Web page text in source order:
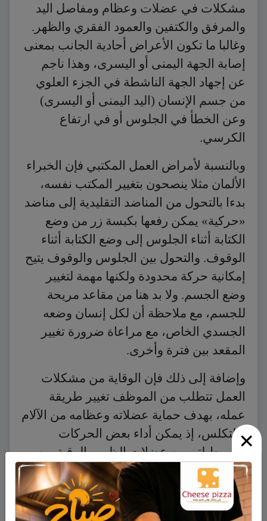
×
مشكلات في عضلات وعظام ومفاصل اليد
والمرفق والكتفين والعمود الفقري والظهر.
وغالبا ما تكون الأعراض أحادية الجانب بمعنى
إصابة الجهة اليمنى أو اليسرى، وهذا ناجم
عن إجهاد الجهة الناشطة في الجزء العلوي
من جسم الإنسان (اليد اليمنى أو اليسرى)
وعن الخطأ في الجلوس أو في ارتفاع
الكرسي.
وبالنسبة لأمراض العمل المكتبي فإن الخبراء
الألمان مثلا ينصحون بتغيير المكتب نفسه،
بدءا بالتحول من المناضد التقليدية إلى مناضد
«حركية» يمكن رفعها بكبسة زر من وضع
الكتابة أثناء الجلوس إلى وضع الكتابة أثناء
الوقوف. والتحول بين الجلوس والوقوف يتيح
إمكانية حركة محدودة ولكنها مهمة لتغيير
وضع الجسم. ولا بد هنا من مقاعد مريحة
للجسم، مع ملاحظة أن لكل إنسان وضعه
الجسدي الخاص، مع مراعاة ضرورة تغيير
المقعد بين فترة وأخرى.
وإضافة إلى ذلك فإن الوقاية من مشكلات
العمل تتطلب من الموظف تغيير طريقة
عمله، بهدف حماية عضلاته وعظامه من الآلام
والتكلس، إذ يمكن أداء بعض الحركات
البسيط لتمرين عضلات الظهر والرقبة بين
ساعة وأخرى، والأهم هو استغلال جزء من
وقت استراحة الظهيرة للحركة أو المشي،
مع ضرورة عدم التخلي عن هدوء فترة